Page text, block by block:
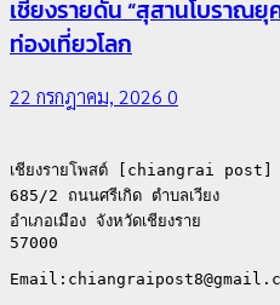
เชียงรายดัน “สุสานโบราณ
ท่องเที่ยวโลก
22 กรกฎาคม, 2026 0
เชียงรายโพสต์ [chiangrai post]
685/2 ถนนศรีเกิด ตำบลเวียง
อำเภอเมือง จังหวัดเชียงราย
57000